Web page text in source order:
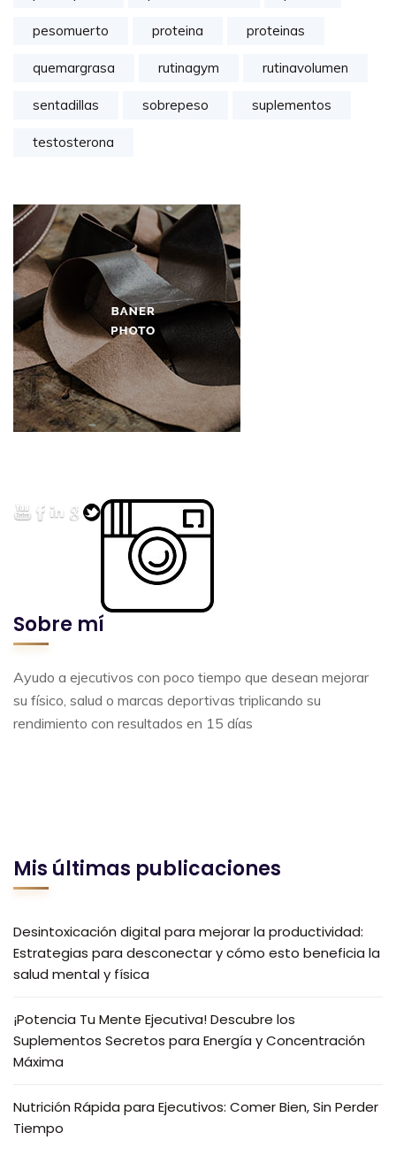
pesomuerto proteina proteinas
quemargrasa rutinagym rutinavolumen
sentadillas sobrepeso suplementos
testosterona
Sobre mí
Ayudo a ejecutivos con poco tiempo que desean mejorar
su físico, salud o marcas deportivas triplicando su
rendimiento con resultados en 15 días
Mis últimas publicaciones
Desintoxicación digital para mejorar la productividad:
Estrategias para desconectar y cómo esto beneficia la
salud mental y física
¡Potencia Tu Mente Ejecutiva! Descubre los
Suplementos Secretos para Energía y Concentración
Máxima
Nutrición Rápida para Ejecutivos: Comer Bien, Sin Perder
Tiempo